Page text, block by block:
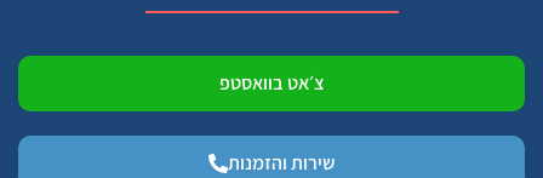
צ׳אט בוואסטפ
שירות והזמנות